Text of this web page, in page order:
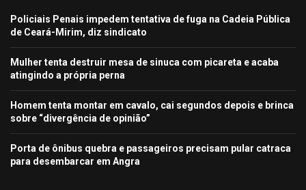
Policiais Penais impedem tentativa de fuga na Cadeia Pública
de Ceará-Mirim, diz sindicato
Mulher tenta destruir mesa de sinuca com picareta e acaba
atingindo a própria perna
Homem tenta montar em cavalo, cai segundos depois e brinca
sobre “divergência de opinião”
Porta de ônibus quebra e passageiros precisam pular catraca
para desembarcar em Angra